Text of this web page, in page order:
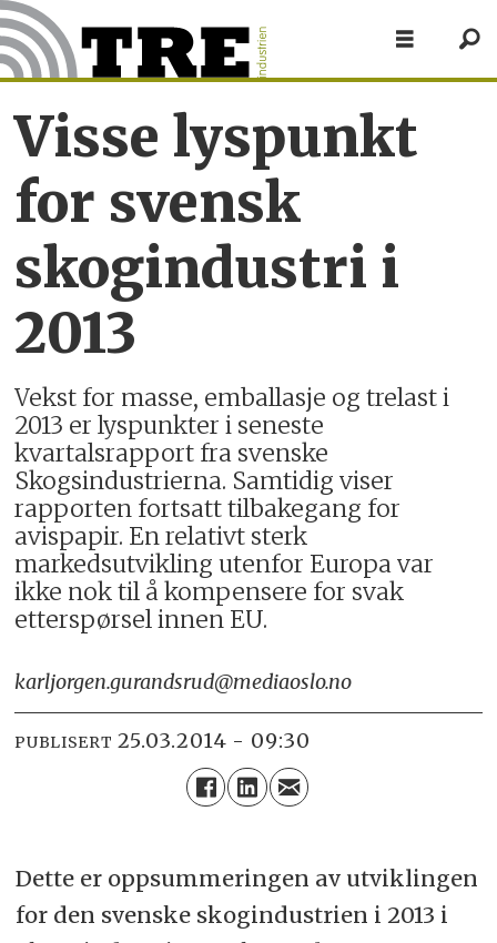
Visse lyspunkt
for svensk
skogindustri i
2013
Vekst for masse, emballasje og trelast i
2013 er lyspunkter i seneste
kvartalsrapport fra svenske
Skogsindustrierna. Samtidig viser
rapporten fortsatt tilbakegang for
avispapir. En relativt sterk
markedsutvikling utenfor Europa var
ikke nok til å kompensere for svak
etterspørsel innen EU.
karljorgen.gurandsrud@mediaoslo.no
PUBLISERT 25.03.2014 - 09:30
Dette er oppsummeringen av utviklingen
for den svenske skogindustrien i 2013 i